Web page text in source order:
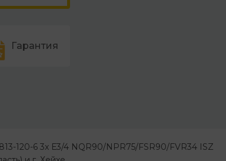
Гарантия
120-6 3x Е3/4 NQR90/NPR75/FSR90/FVR34 ISZ